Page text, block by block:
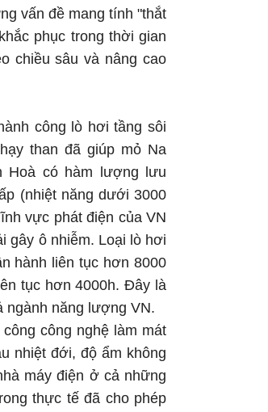
vấn đề mang tính "thắt
phục trong thời gian
chiều sâu và nâng cao
công lò hơi tầng sôi
than đã giúp mỏ Na
Hoà có hàm lượng lưu
(nhiệt năng dưới 3000
vực phát điện của VN
gây ô nhiễm. Loại lò hơi
hành liên tục hơn 8000
tục hơn 4000h. Đây là
ngành năng lượng VN.
công nghệ làm mát
nhiệt đới, độ ẩm không
máy điện ở cả những
thực tế đã cho phép